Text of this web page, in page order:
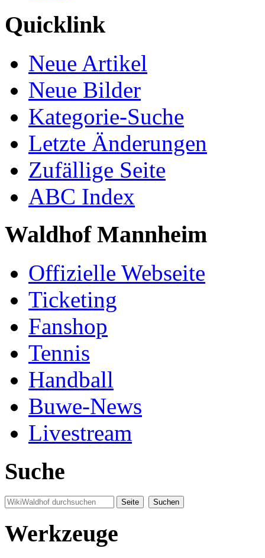
Quicklink
Neue Artikel
Neue Bilder
Kategorie-Suche
Letzte Änderungen
Zufällige Seite
ABC Index
Waldhof Mannheim
Offizielle Webseite
Ticketing
Fanshop
Tennis
Handball
Buwe-News
Livestream
Suche
Werkzeuge